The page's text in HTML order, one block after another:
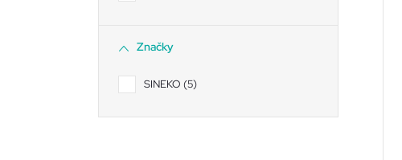
Značky
SINEKO 5